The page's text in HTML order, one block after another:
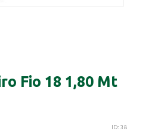
Fio 18 1,80 Mt
ID: 38